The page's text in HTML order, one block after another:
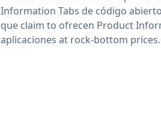
Information Tabs de código
que claim to ofrecen Product
aplicaciones at rock-bottom prices.